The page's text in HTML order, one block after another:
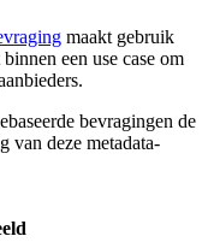
maakt gebruik
een use case om
bevragingen de
van deze metadata-